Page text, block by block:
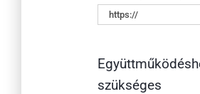
szükséges